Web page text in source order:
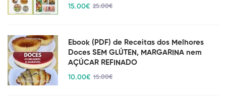
15.00€ 25.00€
Ebook (PDF) de Receitas dos Melhores
Doces SEM GLÚTEN, MARGARINA nem
AÇÚCAR REFINADO
10.00€ 15.00€